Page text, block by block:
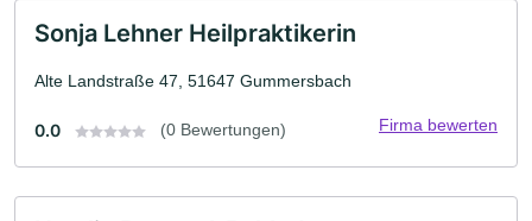
Sonja Lehner Heilpraktikerin
Alte Landstraße 47, 51647 Gummersbach
0.0 (0 Bewertungen) Firma bewerten